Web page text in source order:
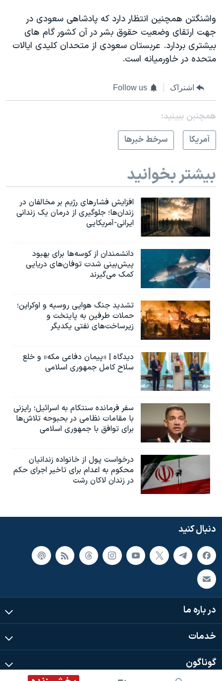
واشنگتن همچنین انتظار دارد که پادشاهی سعودی در
جهت ارتقای وضعیت حقوق بشر در آن کشور گام های
بیشتری بردارد. عربستان سعودی از متحدان کلیدی ایالات
متحده در خاورمیانه است.
اشتراک Follow us
همچنبن ببینید:
آمريکا
سرخط خبرها
بیشتر بخوانید
افزایش فشارهای رژیم بر مخالفان در
زندان‌ها؛ جلوگیری از درمان یک زندانی
ایرانی-آمریکایی
دانشمندان از کوسه‌ها برای بهبود
پیش‌بینی شدت توفان‌های دریایی
کمک می‌گیرند
تشدید جنگ هوایی روسیه و اوکراین؛
حملات طرفین به پایتخت‌ و
زیرساخت‌های نفتی یکدیگر
دیدگاه | «پیمان دفاعی مکه» و خلع
سلاح کامل جمهوری اسلامی
سفر فرمانده سنتکام به اسرائیل؛ رایزنی
با مقامات نظامی در بحبوحه تلاش‌ها
برای توافق با جمهوری اسلامی
درخواست پول از خانواده زندانیان
محکوم به‌ اعدام برای تاخیر اجرای حکم
در زندان لاکان رشت
دنبال کنید
در باره ما
خدمات
گوناگون